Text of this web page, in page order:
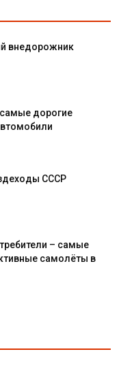
внедорожник
дорогие
СССР
– самые
самолёты в